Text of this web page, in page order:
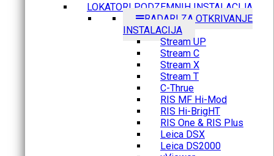
LOKATORI PODZEMNIH INSTALACIJA
RADARI ZA OTKRIVANJE
INSTALACIJA
Stream UP
Stream C
Stream X
Stream T
C-Thrue
RIS MF Hi-Mod
RIS Hi-BrigHT
RIS One & RIS Plus
Leica DSX
Leica DS2000